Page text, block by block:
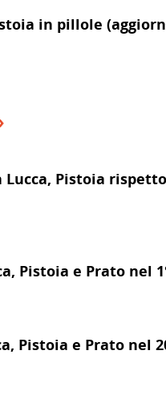
in pillole
Pistoia
Pistoia e Prato nel
Pistoia e Prato nel